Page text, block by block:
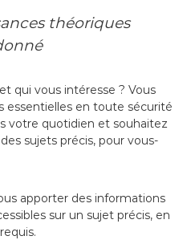
théoriques
qui vous intéresse ? Vous
essentielles en toute sécurité
votre quotidien et souhaitez
sujets précis, pour vous-
apporter des informations
sur un sujet précis, en